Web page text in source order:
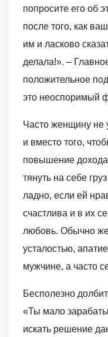
попросите его об
после того, как
им и ласково
делала!». –
положительное
это неоспоримый
Часто женщину не
и вместо того,
повышение
тянуть на себе
ладно, если ей
счастлива и в их
любовь. Обычно
усталостью,
мужчине, а часто
Бесполезно
«Ты мало
искать решение